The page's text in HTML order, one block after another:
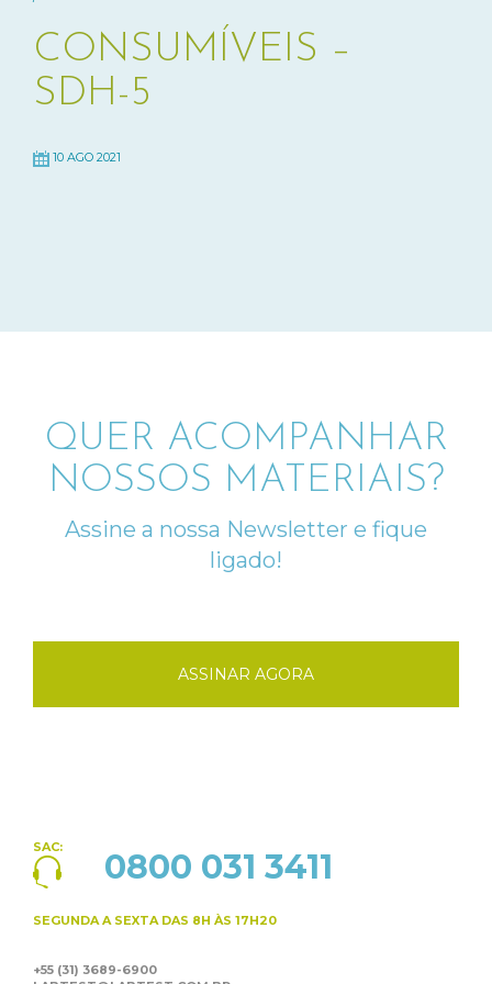
CONSUMÍVEIS –
SDH-5
10 AGO 2021
QUER ACOMPANHAR
NOSSOS MATERIAIS?
Assine a nossa Newsletter e fique
ligado!
ASSINAR AGORA
SAC: 0800 031 3411
SEGUNDA A SEXTA DAS 8H ÀS 17H20
+55 (31) 3689-6900